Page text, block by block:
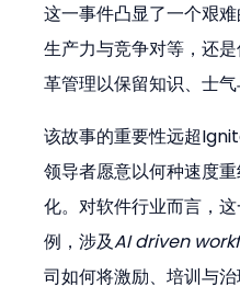
这一事件凸显了一个艰
生产力与竞争对等，还
革管理以保留知识、士气
该故事的重要性远超
领导者愿意以何种速度
化。对软件行业而言，
例，涉及AI driven
司如何将激励、培训与